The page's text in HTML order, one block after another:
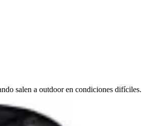
salen a outdoor en condiciones difíciles.